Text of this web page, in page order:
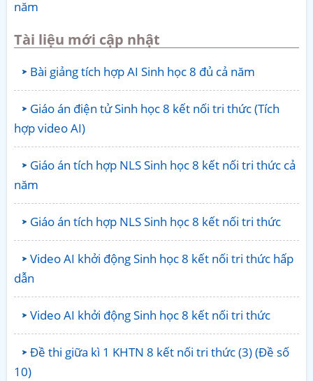
năm
Tài liệu mới cập nhật
Bài giảng tích hợp AI Sinh học 8 đủ cả năm
Giáo án điện tử Sinh học 8 kết nối tri thức (Tích
hợp video AI)
Giáo án tích hợp NLS Sinh học 8 kết nối tri thức cả
năm
Giáo án tích hợp NLS Sinh học 8 kết nối tri thức
Video AI khởi động Sinh học 8 kết nối tri thức hấp
dẫn
Video AI khởi động Sinh học 8 kết nối tri thức
Đề thi giữa kì 1 KHTN 8 kết nối tri thức (3) (Đề số
10)